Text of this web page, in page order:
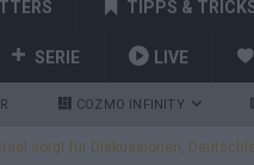
TIPPS &
SERIE LIVE
COZMO INFINITY
sorgt für Diskussionen,